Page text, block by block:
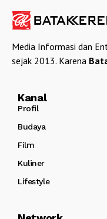
Media Informasi dan
sejak 2013. Karena
Kanal
Profil
Budaya
Film
Kuliner
Lifestyle